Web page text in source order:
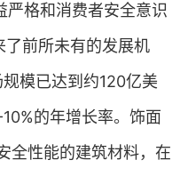
严格和消费者安全意识
了前所未有的发展机
模已达到约120亿美
的年增长率。饰面
全性能的建筑材料，在